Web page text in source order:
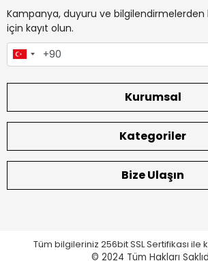
Kampanya, duyuru ve
için kayıt olun.
Kurumsal
Kategoriler
Bize Ulaşın
Tüm bilgileriniz 256bit SSL Sertifikası ile
© 2024 Tüm Hakları